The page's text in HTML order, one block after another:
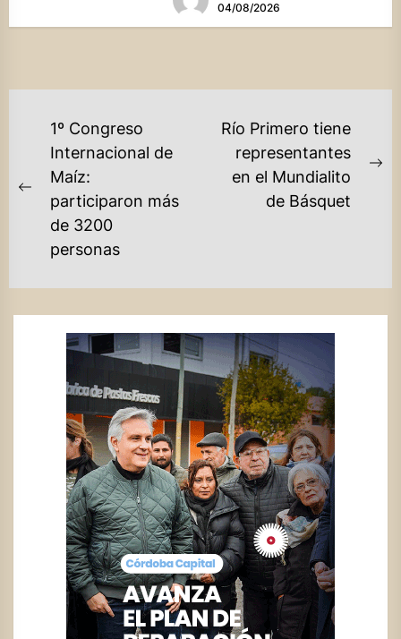
04/08/2026
NAVEGACIÓN
ENTRADAS
Previous
post:
1º Congreso
Internacional de
Maíz:
participaron más
de 3200
personas
Río Primero tiene
representantes
en el Mundialito
de Básquet